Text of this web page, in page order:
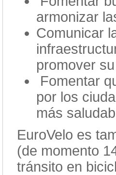
armonizar
Comunicar
promover
Fomentar
por los
más
EuroVelo es
(de momento
tránsito en